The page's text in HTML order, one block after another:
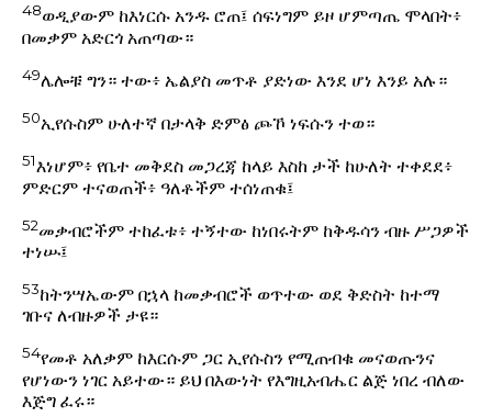
48ወዲያውም ከእነርሱ አንዱ ሮጠ፤ ሰፍነግም ይዞ ሆምጣጤ ሞላበት፥
በመቃም አድርጎ አጠጣው።
49ሌሎቹ ግን። ተው፥ ኤልያስ መጥቶ ያድነው እንደ ሆነ እንይ አሉ።
50ኢየሱስም ሁለተኛ በታላቅ ድምፅ ጮኾ ነፍሱን ተወ።
51እነሆም፥ የቤተ መቅደስ መጋረጃ ከላይ እስከ ታች ከሁለት ተቀደደ፥
ምድርም ተናወጠች፥ ዓለቶችም ተሰነጠቁ፤
52መቃብሮችም ተከፈቱ፥ ተኝተው ከነበሩትም ከቅዱሳን ብዙ ሥጋዎች
ተነሡ፤
53ከትንሣኤውም በኋላ ከመቃብሮች ወጥተው ወደ ቅድስት ከተማ
ገቡና ለብዙዎች ታዩ።
54የመቶ አለቃም ከእርሱም ጋር ኢየሱስን የሚጠብቁ መናወጡንና
የሆነውን ነገር አይተው። ይህ በእውነት የእግዚአብሔር ልጅ ነበረ ብለው
እጅግ ፈሩ።